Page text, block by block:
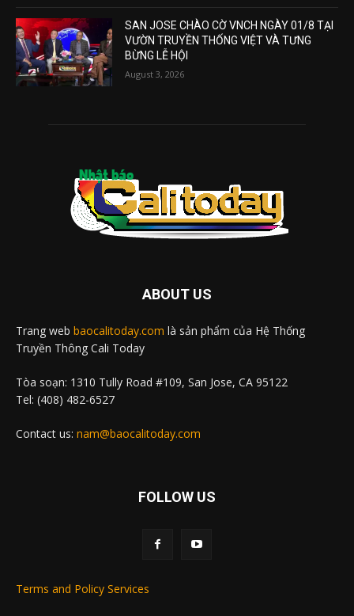
SAN JOSE CHÀO CỜ VNCH NGÀY 01/8 TẠI
VƯỜN TRUYỀN THỐNG VIỆT VÀ TƯNG
BỪNG LỄ HỘI
August 3, 2026
ABOUT US
Trang web baocalitoday.com là sản phẩm của Hệ Thống
Truyền Thông Cali Today
Tòa soạn: 1310 Tully Road #109, San Jose, CA 95122
Tel: (408) 482-6527
Contact us: nam@baocalitoday.com
FOLLOW US
Terms and Policy Services